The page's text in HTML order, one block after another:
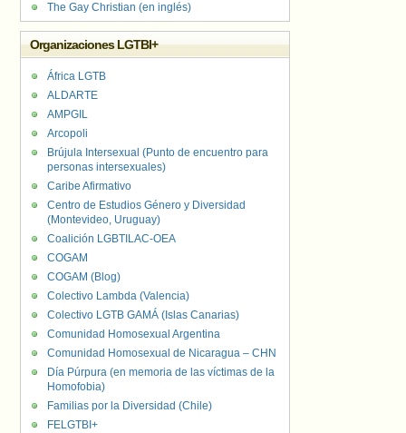
The Gay Christian (en inglés)
Organizaciones LGTBI+
África LGTB
ALDARTE
AMPGIL
Arcopoli
Brújula Intersexual (Punto de encuentro para
personas intersexuales)
Caribe Afirmativo
Centro de Estudios Género y Diversidad
(Montevideo, Uruguay)
Coalición LGBTILAC-OEA
COGAM
COGAM (Blog)
Colectivo Lambda (Valencia)
Colectivo LGTB GAMÁ (Islas Canarias)
Comunidad Homosexual Argentina
Comunidad Homosexual de Nicaragua – CHN
Día Púrpura (en memoria de las víctimas de la
Homofobia)
Familias por la Diversidad (Chile)
FELGTBI+